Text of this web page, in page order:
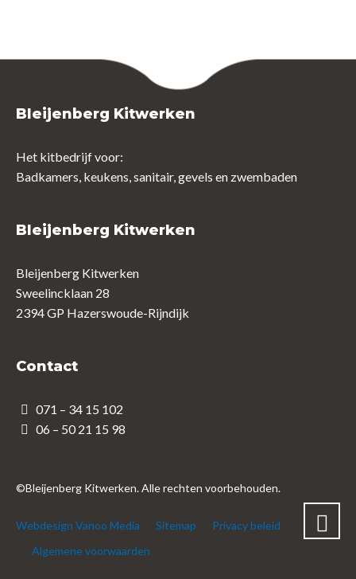
Bleijenberg Kitwerken
Het kitbedrijf voor:
Badkamers, keukens, sanitair, gevels en zwembaden
Bleijenberg Kitwerken
Bleijenberg Kitwerken
Sweelincklaan 28
2394 GP Hazerswoude-Rijndijk
Contact
071 – 34 15 102
06 – 50 21 15 98
©Bleijenberg Kitwerken. Alle rechten voorbehouden.
Webdesign Vanoo Media Sitemap
Privacy beleid
Algemene voorwaarden